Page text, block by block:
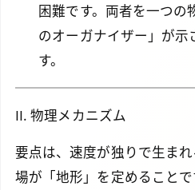
困難です。両者を一つの
のオーガナイザー」が
す。
II. 物理メカニズム
要点は、速度が独りで生ま
場が「地形」を定めること